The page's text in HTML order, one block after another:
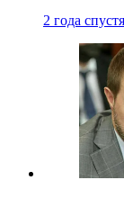
2 года спустя